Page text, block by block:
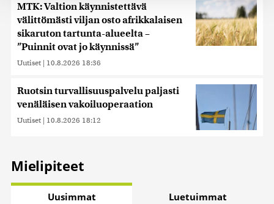
tukemiseen ja kävijämäärämme analysoimiseen. Lisäksi
jaamme sosiaalisen median, mainosalan ja analytiikka-
alan kumppaneillemme tietoja siitä, miten käytät
sivustoamme. Kumppanimme voivat yhdistää näitä
tietoja muihin tietoihin, joita olet antanut heille tai joita on
saatetaan myös siirtää ulkomaille.
MTK: Valtion käynnistettävä
välittömästi viljan osto afrikkalaisen
sikaruton tartunta-alueelta –
”Puinnit ovat jo käynnissä”
Uutiset | 10.8.2026 18:36
Ruotsin turvallisuuspalvelu paljasti
venäläisen vakoiluoperaation
Uutiset | 10.8.2026 18:12
Mielipiteet
Uusimmat Luetuimmat